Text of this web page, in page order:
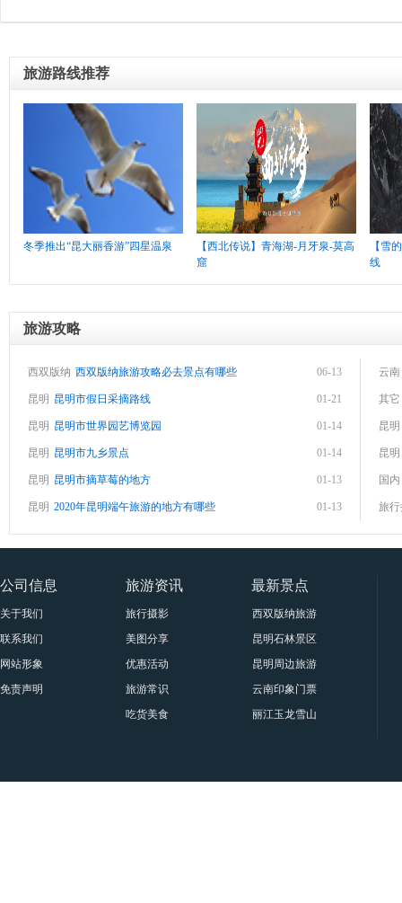
旅游路线推荐
冬季推出“昆大丽香游”四星温泉
【西北传说】青海湖-月牙泉-莫高
窟
【雪
线
旅游攻略
西双版纳 西双版纳旅游攻略必去景点有哪些 06-13
昆明 昆明市假日采摘路线 01-21
昆明 昆明市世界园艺博览园 01-14
昆明 昆明市九乡景点 01-14
昆明 昆明市摘草莓的地方 01-13
昆明 2020年昆明端午旅游的地方有哪些 01-13
云南
其它
昆明
昆明
国内
旅
公司信息
关于我们
联系我们
网站形象
免责声明
旅游资讯
旅行摄影
美图分享
优惠活动
旅游常识
吃货美食
最新景点
西双版纳旅游景点大全
昆明石林景区要门票吗？属于
昆明周边旅游十一大景点与门
云南印象门票贵宾票、甲票、
丽江玉龙雪山印象丽江门票|套